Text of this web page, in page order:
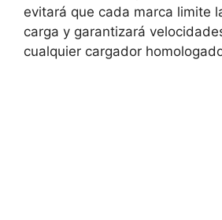
evitará que cada marca limite
carga y garantizará
cualquier cargador